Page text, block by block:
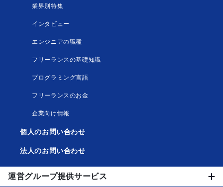
業界別特集
インタビュー
エンジニアの職種
フリーランスの基礎知識
プログラミング言語
フリーランスのお金
企業向け情報
個人のお問い合わせ
法人のお問い合わせ
運営グループ提供サービス